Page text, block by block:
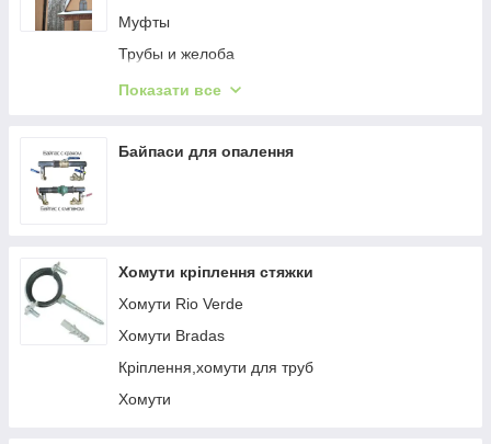
Муфты
Трубы и желоба
Заглушки
Прочие фитинги
Показати все
Байпаси для опалення
Хомути кріплення стяжки
Хомути Rio Verde
Хомути Bradas
Кріплення,хомути для труб
Хомути